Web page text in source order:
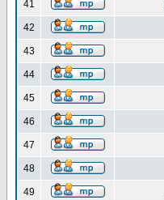
41
42
43
44
45
46
47
48
49